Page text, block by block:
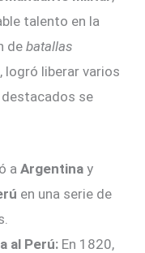
talento en la
debatallas
logró liberar varios
se
a Argentina y
en una serie de
al Perú: En 1820,